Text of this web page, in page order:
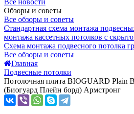
Все новости
Обзоры и советы
Все обзоры и советы
Стандартная схема монтажа
монтажа кассетных потолков с
Схема монтажа подвесного потолка
Все обзоры и советы
Главная
Подвесные потолки
Потолочная плита BIOGUARD Plain
(Биогуард Плейн борд) Армстронг